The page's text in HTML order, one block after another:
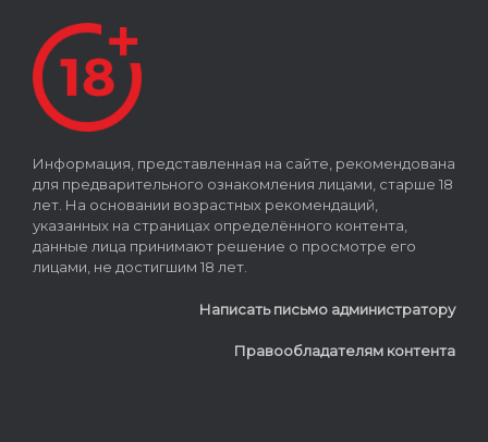
Информация, представленная на сайте, рекомендована
для предварительного ознакомления лицами, старше 18
лет. На основании возрастных рекомендаций,
указанных на страницах определённого контента,
данные лица принимают решение о просмотре его
лицами, не достигшим 18 лет.
Написать письмо администратору
Правообладателям контента